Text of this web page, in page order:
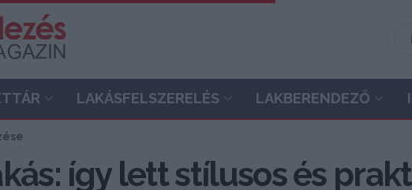
LAKÁSFELSZERELÉS LAKBERENDEZŐ
így lett stílusos és